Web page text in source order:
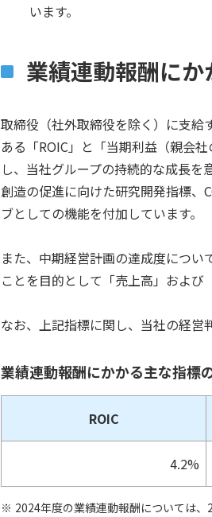
います。
業績連動報酬に
取締役（社外取締役を除く）に支給
ある「ROIC」と「当期利益（親会
し、当社グループの持続的な成長
創造の促進に向けた研究開発指標、
ブとしての機能を付加しています。
また、中期経営計画の達成度につ
ことを目的として「売上高」および
なお、上記指標に関し、当社の経営
業績連動報酬にかかる主な指標
ROIC
4.2%
2024年度の業績連動報酬については、